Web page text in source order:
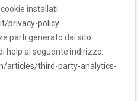
installati:
privacy-policy
parti generato dal sito
help al seguente indirizzo:
articles/third-party-analytics-